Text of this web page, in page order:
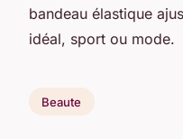
bandeau élastique
idéal, sport ou mode.
Beaute